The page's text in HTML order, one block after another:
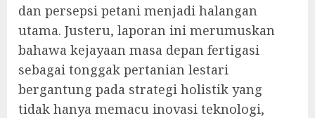
dan persepsi petani menjadi halangan
utama. Justeru, laporan ini merumuskan
bahawa kejayaan masa depan fertigasi
sebagai tonggak pertanian lestari
bergantung pada strategi holistik yang
tidak hanya memacu inovasi teknologi,